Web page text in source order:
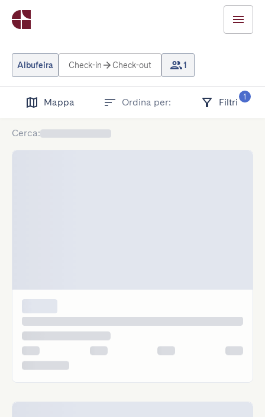
Albufeira Check-in Check-out 1
Mappa Ordina per: Filtri
1
Cerca: